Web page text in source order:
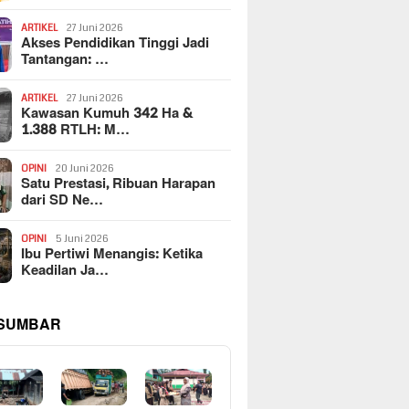
ARTIKEL 27 Juni 2026
Akses Pendidikan Tinggi Jadi
Tantangan: …
ARTIKEL 27 Juni 2026
Kawasan Kumuh 342 Ha &
1.388 RTLH: M…
OPINI 20 Juni 2026
Satu Prestasi, Ribuan Harapan
dari SD Ne…
OPINI 5 Juni 2026
Ibu Pertiwi Menangis: Ketika
Keadilan Ja…